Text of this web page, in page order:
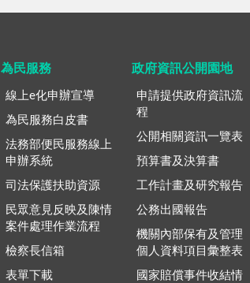
為民服務
線上e化申辦宣導
為民服務白皮書
法務部便民服務線上
申辦系統
司法保護扶助資源
民眾意見反映及陳情
案件處理作業流程
檢察長信箱
表單下載
政府資訊公開園地
申請提供政府資訊流
程
公開相關資訊一覽表
預算書及決算書
工作計畫及研究報告
公務出國報告
機關內部保有及管理
個人資料項目彙整表
國家賠償事件收結情